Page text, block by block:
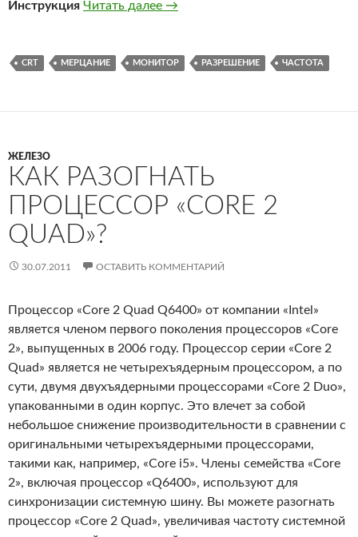
Инструкция Читать далее Как устранить мерцание
→
CRT МЕРЦАНИЕ МОНИТОР РАЗРЕШЕНИЕ ЧАСТОТА
ЖЕЛЕЗО
КАК РАЗОГНАТЬ
ПРОЦЕССОР «CORE 2
QUAD»?
30.07.2011 ОСТАВИТЬ КОММЕНТАРИЙ
Процессор «Core 2 Quad Q6400» от компании «Intel»
является членом первого поколения процессоров «Core
2», выпущенных в 2006 году. Процессор серии «Core 2
Quad» является не четырехъядерным процессором, а по
сути, двумя двухъядерными процессорами «Core 2 Duo»,
упакованными в один корпус. Это влечет за собой
небольшое снижение производительности в сравнении с
оригинальными четырехъядерными процессорами,
такими как, например, «Core i5». Члены семейства «Core
2», включая процессор «Q6400», используют для
синхронизации системную шину. Вы можете разогнать
процессор «Core 2 Quad», увеличивая частоту системной